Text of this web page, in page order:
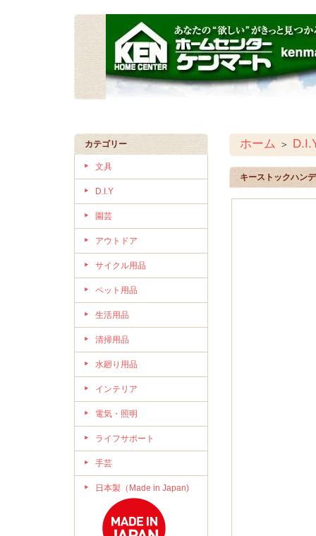
カテゴリー
文具
D.I.Y
園芸
アウトドア
サイクル用品
ペット用品
生活用品
清掃用品
水廻り用品
インテリア
電気・照明
ライフサポート
手芸
日本製（Made in Japan)
ホーム ＞
キーストックハ